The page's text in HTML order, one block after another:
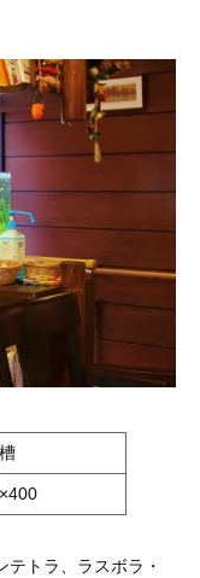
テトラ、ラスボラ・